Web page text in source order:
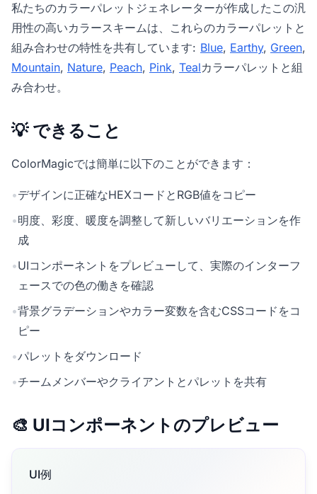
私たちのカラーパレットジェネレーターが作成したこの汎
用性の高いカラースキームは、これらのカラーパレットと
組み合わせの特性を共有しています: Blue, Earthy, Green,
Mountain, Nature, Peach, Pink, Tealカラーパレットと組
み合わせ。
💡 できること
ColorMagicでは簡単に以下のことができます：
•デザインに正確なHEXコードとRGB値をコピー
•明度、彩度、暖度を調整して新しいバリエーションを作
成
•UIコンポーネントをプレビューして、実際のインターフ
ェースでの色の働きを確認
•背景グラデーションやカラー変数を含むCSSコードをコ
ピー
•パレットをダウンロード
•チームメンバーやクライアントとパレットを共有
🎨 UIコンポーネントのプレビュー
UI例